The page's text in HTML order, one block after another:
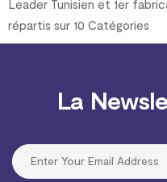
Leader Tunisien et 1er
répartis sur 10 Catégories
La